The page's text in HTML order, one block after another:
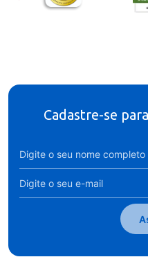
Cadastre-se